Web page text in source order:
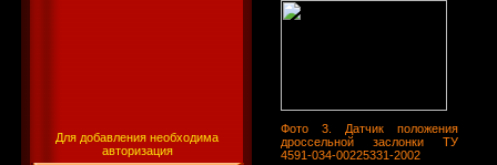
Для добавления необходима
авторизация
Фото 3. Датчик положения
дроссельной заслонки ТУ
4591-034-00225331-2002